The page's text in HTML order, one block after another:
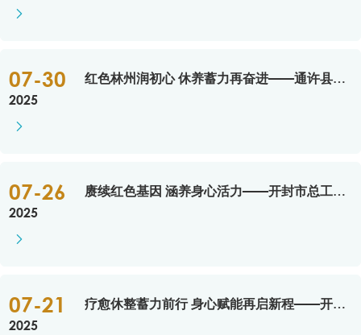

07-30
2025

红色林州润初心 休养蓄力再奋进——通许县总工会2025年职工疗休养活动
07-26
2025

赓续红色基因 涵养身心活力——开封市总工会第三批职工疗休养活动在林州启动
07-21
2025
疗愈休整蓄力前行 身心赋能再启新程——开封市2025年职工疗休养活动启动